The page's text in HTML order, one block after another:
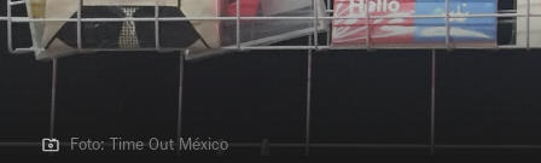
Foto: Time Out México